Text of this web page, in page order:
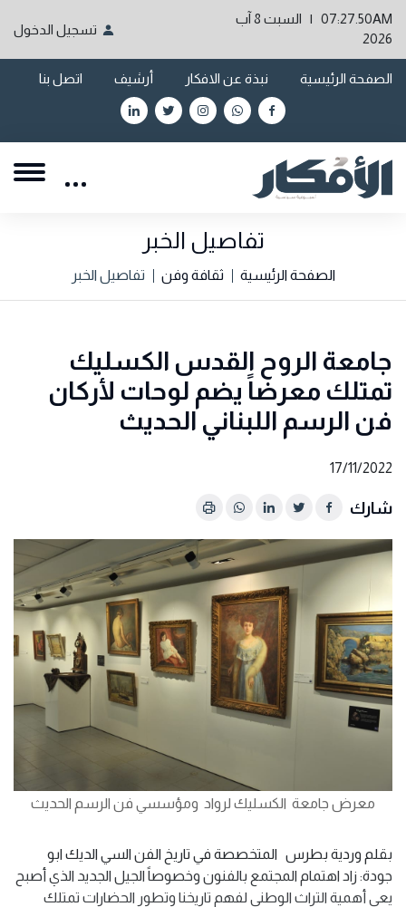
07:27.50AM | السبت 8 آب
2026
تسجيل الدخول
الصفحة الرئيسية نبذة عن الافكار أرشيف اتصل بنا
تفاصيل الخبر
الصفحة الرئيسية ثقافة وفن تفاصيل الخبر
جامعة الروح القدس الكسليك
تمتلك معرضاً يضم لوحات لأركان
فن الرسم اللبناني الحديث
17/11/2022
شارك
معرض جامعة الكسليك لرواد ومؤسسي فن الرسم الحديث
بقلم وردية بطرس المتخصصة في تاريخ الفن السي الديك ابو
جودة: زاد اهتمام المجتمع بالفنون وخصوصاً الجيل الجديد الذي أصبح
يعي أهمية التراث الوطني لفهم تاريخنا وتطور الحضارات تمتلك